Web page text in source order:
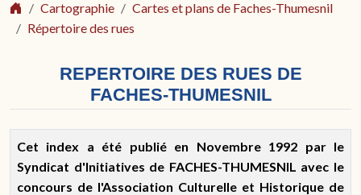
Cartographie
Cartes et plans de Faches-Thumesnil
Répertoire des rues
REPERTOIRE DES RUES DE
FACHES-THUMESNIL
Cet index a été publié en Novembre 1992 par le
Syndicat d'Initiatives de FACHES-THUMESNIL avec le
concours de l'Association Culturelle et Historique de